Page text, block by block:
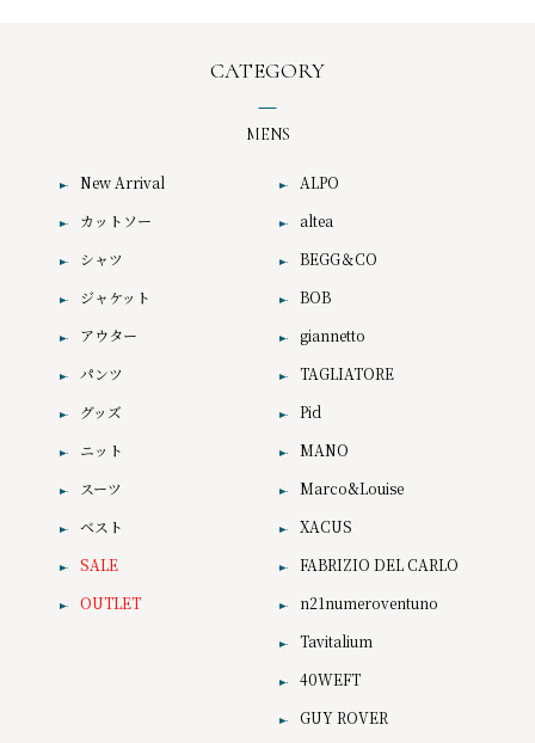
CATEGORY
MENS
New Arrival
カットソー
シャツ
ジャケット
アウター
パンツ
グッズ
ニット
スーツ
ベスト
SALE
OUTLET
ALPO
altea
BEGG＆CO
BOB
giannetto
TAGLIATORE
Pid
MANO
Marco&Louise
XACUS
FABRIZIO DEL CARLO
n21numeroventuno
Tavitalium
40WEFT
GUY ROVER